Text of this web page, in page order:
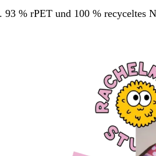
93 % rPET und 100 % recyceltes